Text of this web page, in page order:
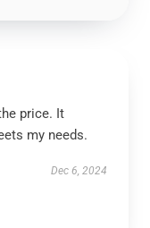
price. It
my needs.
Dec 6, 2024